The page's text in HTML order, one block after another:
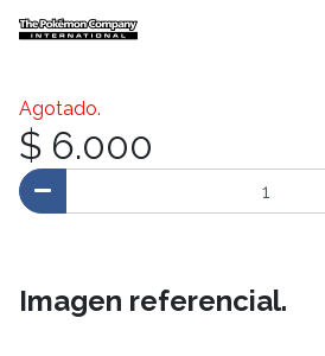
Agotado.
$ 6.000
Imagen referencial.